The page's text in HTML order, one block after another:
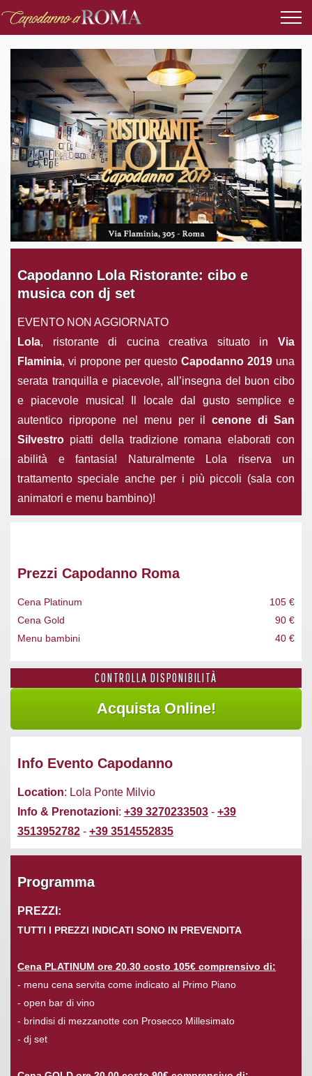
Capodanno Lola Ristorante: cibo e
musica con dj set
EVENTO NON AGGIORNATO
Lola, ristorante di cucina creativa situato in Via
Flaminia, vi propone per questo Capodanno 2019 una
serata tranquilla e piacevole, all’insegna del buon cibo
e piacevole musica! Il locale dal gusto semplice e
autentico ripropone nel menu per ilcenone di San
Silvestro piatti della tradizione romana elaborati con
abilità e fantasia! Naturalmente Lola riserva un
trattamento speciale anche per i più piccoli (sala con
animatori e menu bambino)!
Prezzi Capodanno Roma
Cena Platinum
105 €
Cena Gold
90 €
Menu bambini
40 €
CONTROLLA DISPONIBILITÀ
Info Evento Capodanno
Location: Lola Ponte Milvio
Info & Prenotazioni: +39 3270233503 - +39
3513952782 - +39 3514552835
Programma
PREZZI:
TUTTI I PREZZI INDICATI SONO IN PREVENDITA
Cena PLATINUM ore 20.30 costo 105€ comprensivo di:
- menu cena servita come indicato al Primo Piano
- open bar di vino
- brindisi di mezzanotte con Prosecco Millesimato
- dj set